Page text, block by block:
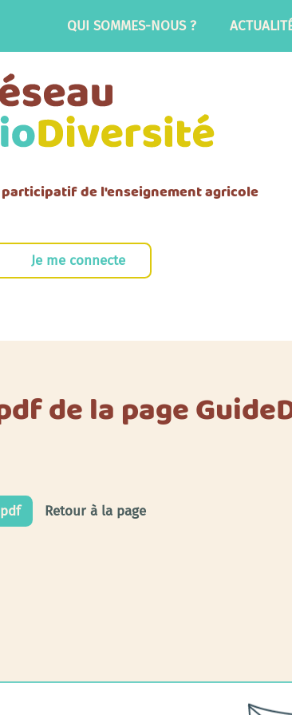
QUI SOMMES-NOUS ?
de l'enseignement agricole
Je me connecte
de la page
Retour à la page